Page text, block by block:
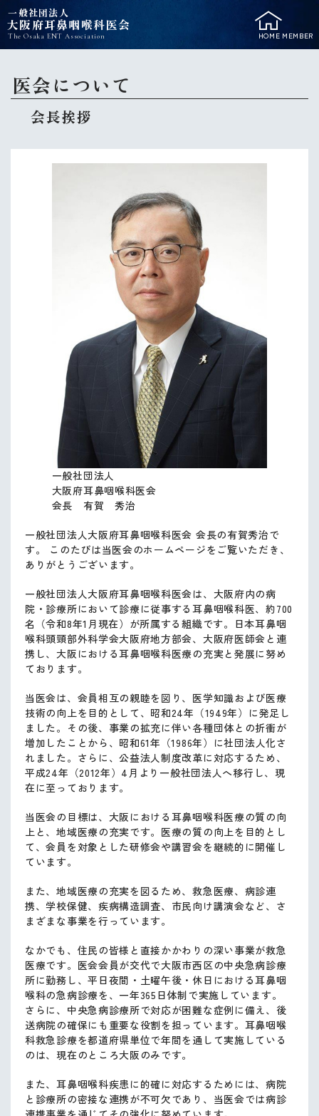
一般社団法人
大阪府耳鼻咽喉科医会
The Osaka ENT Association HOME MEMBER
医会について
会長挨拶
一般社団法人
大阪府耳鼻咽喉科医会
会長 有賀 秀治
一般社団法人大阪府耳鼻咽喉科医会 会長の有賀秀治で
す。 このたびは当医会のホームページをご覧いただき、
ありがとうございます。
一般社団法人大阪府耳鼻咽喉科医会は、大阪府内の病
院・診療所において診療に従事する耳鼻咽喉科医、約700
名（令和8年1月現在）が所属する組織です。日本耳鼻咽
喉科頭頸部外科学会大阪府地方部会、大阪府医師会と連
携し、大阪における耳鼻咽喉科医療の充実と発展に努め
ております。
当医会は、会員相互の親睦を図り、医学知識および医療
技術の向上を目的として、昭和24年（1949年）に発足し
ました。その後、事業の拡充に伴い各種団体との折衝が
増加したことから、昭和61年（1986年）に社団法人化さ
れました。さらに、公益法人制度改革に対応するため、
平成24年（2012年）4月より一般社団法人へ移行し、現
在に至っております。
当医会の目標は、大阪における耳鼻咽喉科医療の質の向
上と、地域医療の充実です。医療の質の向上を目的とし
て、会員を対象とした研修会や講習会を継続的に開催し
ています。
また、地域医療の充実を図るため、救急医療、病診連
携、学校保健、疾病構造調査、市民向け講演会など、さ
まざまな事業を行っています。
なかでも、住民の皆様と直接かかわりの深い事業が救急
医療です。医会会員が交代で大阪市西区の中央急病診療
所に勤務し、平日夜間・土曜午後・休日における耳鼻咽
喉科の急病診療を、一年365日体制で実施しています。
さらに、中央急病診療所で対応が困難な症例に備え、後
送病院の確保にも重要な役割を担っています。耳鼻咽喉
科救急診療を都道府県単位で年間を通して実施している
のは、現在のところ大阪のみです。
また、耳鼻咽喉科疾患に的確に対応するためには、病院
と診療所の密接な連携が不可欠であり、当医会では病診